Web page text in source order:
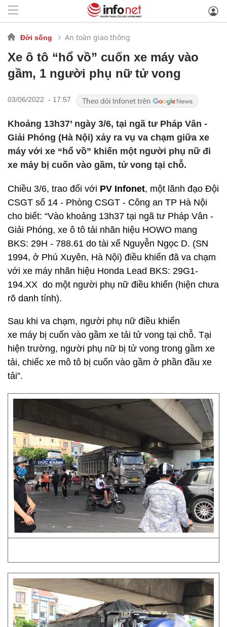
Đời sống An toàn giao thông
Xe ô tô “hổ vồ” cuốn xe máy vào
gầm, 1 người phụ nữ tử vong
03/06/2022 - 17:57
Khoảng 13h37’ ngày 3/6, tại ngã tư Pháp Vân -
Giải Phóng (Hà Nội) xảy ra vụ va chạm giữa xe
máy với xe “hổ vồ” khiến một người phụ nữ đi
xe máy bị cuốn vào gầm, tử vong tại chỗ.
Chiều 3/6, trao đổi với PV Infonet, một lãnh đạo Đội
CSGT số 14 - Phòng CSGT - Công an TP Hà Nội
cho biết: “Vào khoảng 13h37 tại ngã tư Pháp Vân -
Giải Phóng, xe ô tô tải nhãn hiệu HOWO mang
BKS: 29H - 788.61 do tài xế Nguyễn Ngọc D. (SN
1994, ở Phú Xuyên, Hà Nội) điều khiển đã va chạm
với xe máy nhãn hiệu Honda Lead BKS: 29G1-
194.XX do một người phụ nữ điều khiển (hiện chưa
rõ danh tính).
Sau khi va chạm, người phụ nữ điều khiển
xe máy bị cuốn vào gầm xe tải tử vong tại chỗ. Tại
hiện trường, người phụ nữ bị tử vong trong gầm xe
tải, chiếc xe mô tô bị cuốn vào gầm ở phần đầu xe
tải”.